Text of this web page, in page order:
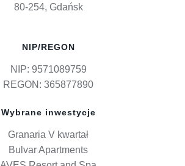
80-254, Gdańsk
NIP/REGON
NIP: 9571089759
REGON: 365877890
Wybrane inwestycje
Granaria V kwartał
Bulvar Apartments